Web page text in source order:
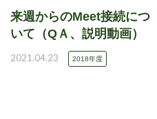
来週からのMeet接続につ
いて（QＡ、説明動画）
2021.04.23 2018年度